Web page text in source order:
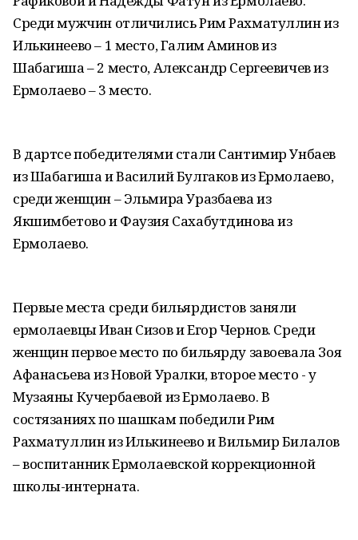
Среди мужчин отличились Рим Рахматуллин из
Илькинеево – 1 место, Галим Аминов из
Шабагиша – 2 место, Александр Сергеевичев из
Ермолаево – 3 место.
В дартсе победителями стали Сантимир Унбаев
из Шабагиша и Василий Булгаков из Ермолаево,
среди женщин – Эльмира Уразбаева из
Якшимбетово и Фаузия Сахабутдинова из
Ермолаево.
Первые места среди бильярдистов заняли
ермолаевцы Иван Сизов и Егор Чернов. Среди
женщин первое место по бильярду завоевала Зоя
Афанасьева из Новой Уралки, второе место - у
Музаяны Кучербаевой из Ермолаево. В
состязаниях по шашкам победили Рим
Рахматуллин из Илькинеево и Вильмир Билалов
– воспитанник Ермолаевской коррекционной
школы-интерната.